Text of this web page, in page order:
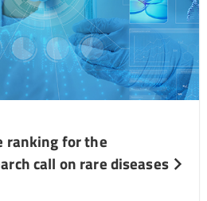
ranking for the
call on rare diseases